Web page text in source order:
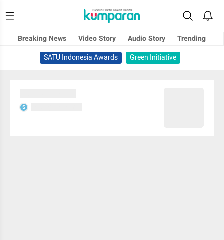
Breaking News Video Story Audio Story
Trending
SATU Indonesia Awards
Green Initiative
S